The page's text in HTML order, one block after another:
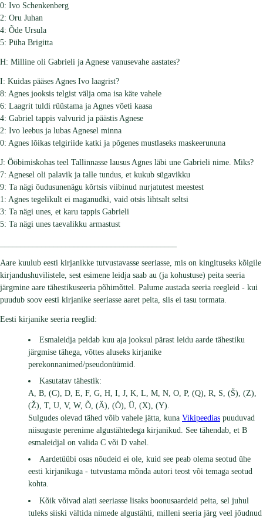
0: Ivo Schenkenberg
2: Oru Juhan
4: Õde Ursula
5: Püha Brigitta
H: Milline oli Gabrieli ja Agnese vanusevahe aastates?
I: Kuidas pääses Agnes Ivo laagrist?
8: Agnes jooksis telgist välja oma isa käte vahele
6: Laagrit tuldi rüüstama ja Agnes võeti kaasa
4: Gabriel tappis valvurid ja päästis Agnese
2: Ivo leebus ja lubas Agnesel minna
0: Agnes lõikas telgiriide katki ja põgenes mustlaseks maskeerununa
J: Ööbimiskohas teel Tallinnasse lausus Agnes läbi une Gabrieli nime. Miks?
7: Agnesel oli palavik ja talle tundus, et kukub sügavikku
9: Ta nägi õudusunenägu kõrtsis viibinud nurjatutest meestest
1: Agnes tegelikult ei maganudki, vaid otsis lihtsalt seltsi
3: Ta nägi unes, et karu tappis Gabrieli
5: Ta nägi unes taevalikku armastust
Aare kuulub eesti kirjanikke tutvustavasse seeriasse, mis on kingituseks kõigile
kirjandushuvilistele, sest esimene leidja saab au (ja kohustuse) peita seeria
järgmine aare tähestikuseeria põhimõttel. Palume austada seeria reegleid - kui
puudub soov eesti kirjanike seeriasse aaret peita, siis ei tasu tormata.
Eesti kirjanike seeria reeglid:
Esmaleidja peidab kuu aja jooksul pärast leidu aarde tähestiku
järgmise tähega, võttes aluseks kirjanike
perekonnanimed/pseudonüümid.
Kasutatav tähestik:
A, B, (C), D, E, F, G, H, I, J, K, L, M, N, O, P, (Q), R, S, (Š), (Z),
(Ž), T, U, V, W, Õ, (Ä), (Ö), Ü, (X), (Y).
Sulgudes olevad tähed võib vahele jätta, kuna Vikipeedias puuduvad
niisuguste perenime algustähtedega kirjanikud. See tähendab, et B
esmaleidjal on valida C või D vahel.
Aardetüübi osas nõudeid ei ole, kuid see peab olema seotud ühe
eesti kirjanikuga - tutvustama mõnda autori teost või temaga seotud
kohta.
Kõik võivad alati seeriasse lisaks boonusaardeid peita, sel juhul
tuleks siiski vältida nimede algustähti, milleni seeria järg veel jõudnud